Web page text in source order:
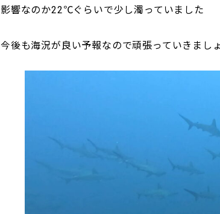
影響なのか22℃ぐらいで少し濁っていました
今後も海況が良い予報なので頑張っていきまし